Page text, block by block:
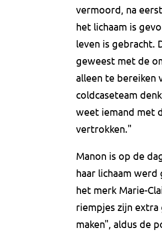
vermoord, na
het lichaam is
leven is gebracht.
geweest met de
alleen te bereiken
coldcaseteam
weet iemand met
vertrokken."
Manon is op de
haar lichaam werd
het merk Marie-
riempjes zijn
maken", aldus de